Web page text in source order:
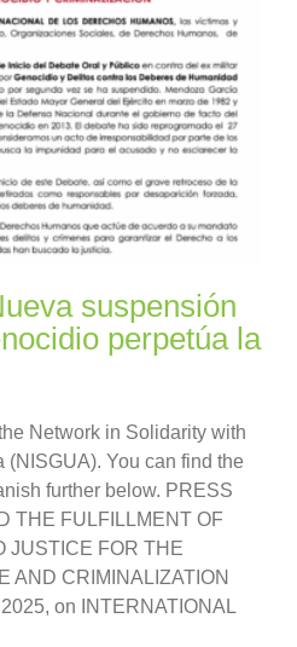
suspensión
perpetúa la
Network in Solidarity with
(NISGUA). You can find the
further below. PRESS
THE FULFILLMENT OF
JUSTICE FOR THE
AND CRIMINALIZATION
on INTERNATIONAL